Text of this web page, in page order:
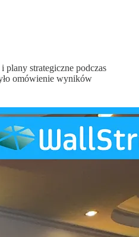
plany strategiczne podczas
omówienie wyników